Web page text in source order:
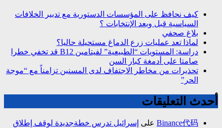
كيف نحافظ على المؤسسات الدستورية مع تدبير الخلافات
السياسية قبل وبعد الإنتخابات ؟
بلاغ صحفي
لماذا تعد عمليات زرع الدماغ مستحيلة حاليا؟
دراسة: المستويات “الطبيعية” لفيتامين B12 قد تخفي خطرا
صامتا على أدمغة كبار السن
تحذيرات من مخاطر الاجتفاف لدى المسنين تزامناً مع “موجة
الحر”
أحدث التعليقات
Binance代码 على إسرائيل تدرس خطةجديدة لوقف إطلاق